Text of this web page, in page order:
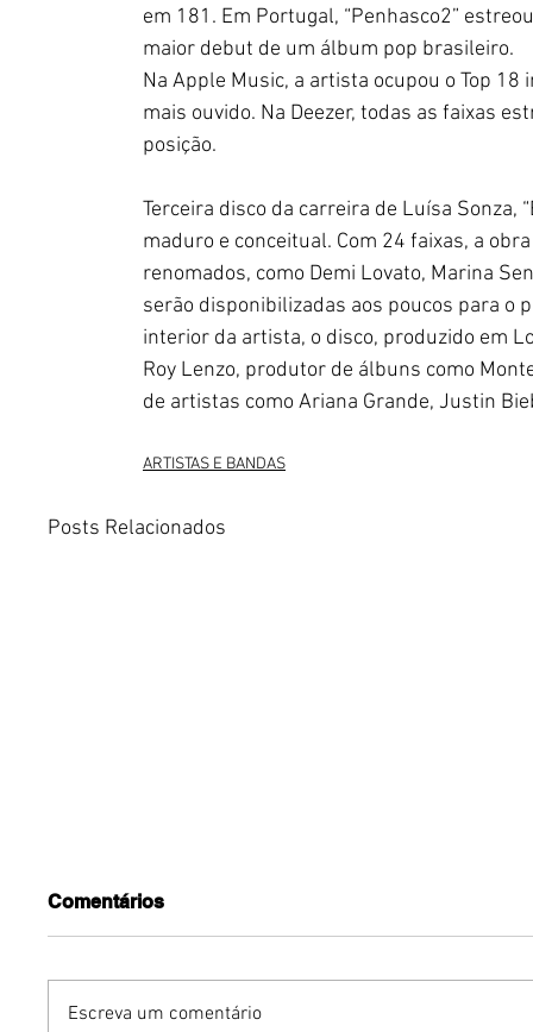
em 181. Em Portugal, “Penhasco2”
maior debut de um álbum pop brasileiro.
Na Apple Music, a artista ocupou o Top
mais ouvido. Na Deezer, todas as faixas
posição.
Terceira disco da carreira de Luísa
maduro e conceitual. Com 24 faixas, a
renomados, como Demi Lovato, Marina
serão disponibilizadas aos poucos para o
interior da artista, o disco, produzido em
Roy Lenzo, produtor de álbuns como
de artistas como Ariana Grande, Justin
ARTISTAS E BANDAS
Posts Relacionados
Comentários
Escreva um comentário